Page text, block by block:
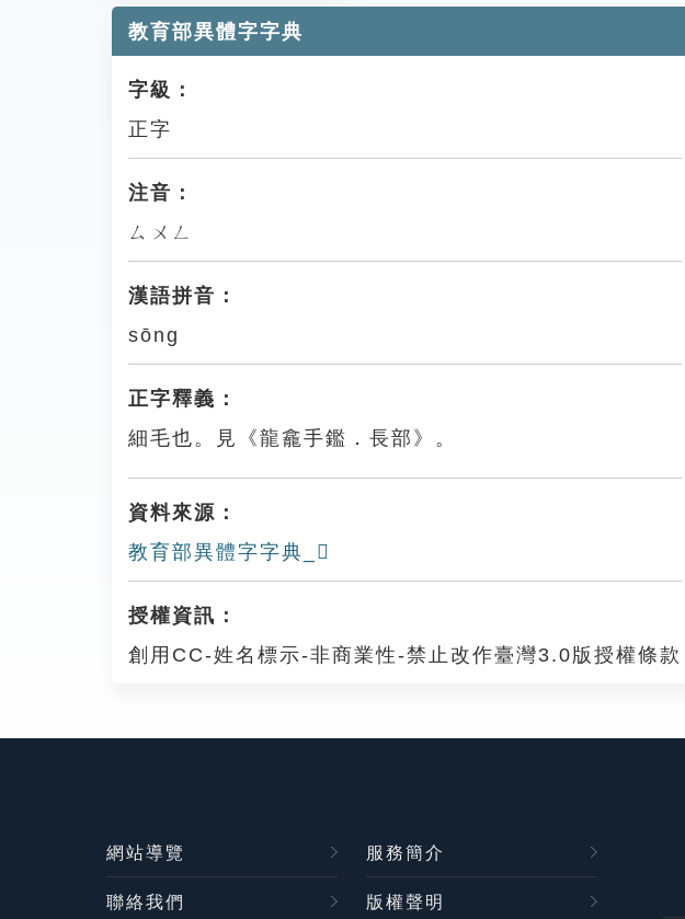
教育部異體字字典
字級：
正字
注音：
ㄙㄨㄥ
漢語拼音：
sōng
正字釋義：
細毛也。見《龍龕手鑑．長部》。
資料來源：
教育部異體字字典_𨱿
授權資訊：
創用CC-姓名標示-非商業性-禁止改作臺灣3.0版授權條款
網站導覽 服務簡介
聯絡我們 版權聲明